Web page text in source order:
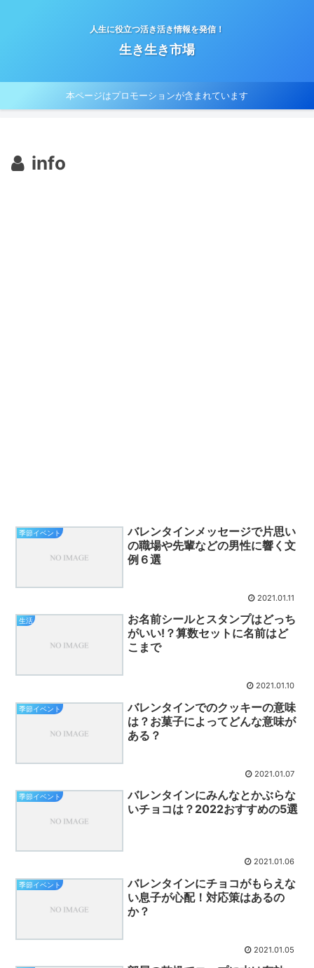
人生に役立つ活き活き情報を発信！
生き生き市場
本ページはプロモーションが含まれています
info
季節イベント
バレンタインメッセージで片思い
の職場や先輩などの男性に響く文
例６選
2021.01.11
生活
お名前シールとスタンプはどっち
がいい!？算数セットに名前はど
こまで
2021.01.10
季節イベント
バレンタインでのクッキーの意味
は？お菓子によってどんな意味が
ある？
2021.01.07
季節イベント
バレンタインにみんなとかぶらな
いチョコは？2022おすすめの5選
2021.01.06
季節イベント
バレンタインにチョコがもらえな
い息子が心配！対応策はあるの
か？
2021.01.05